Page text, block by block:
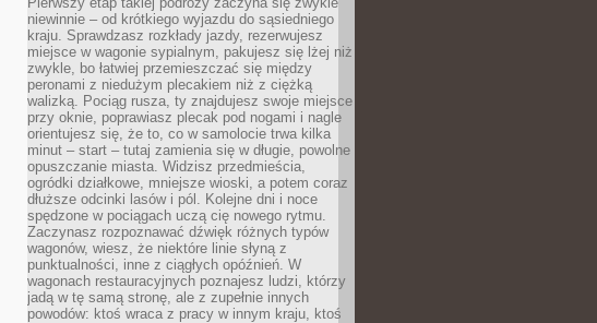
niewinnie – od krótkiego wyjazdu do sąsiedniego
kraju. Sprawdzasz rozkłady jazdy, rezerwujesz
miejsce w wagonie sypialnym, pakujesz się lżej niż
zwykle, bo łatwiej przemieszczać się między
peronami z niedużym plecakiem niż z ciężką
walizką. Pociąg rusza, ty znajdujesz swoje miejsce
przy oknie, poprawiasz plecak pod nogami i nagle
orientujesz się, że to, co w samolocie trwa kilka
minut – start – tutaj zamienia się w długie, powolne
opuszczanie miasta. Widzisz przedmieścia,
ogródki działkowe, mniejsze wioski, a potem coraz
dłuższe odcinki lasów i pól. Kolejne dni i noce
spędzone w pociągach uczą cię nowego rytmu.
Zaczynasz rozpoznawać dźwięk różnych typów
wagonów, wiesz, że niektóre linie słyną z
punktualności, inne z ciągłych opóźnień. W
wagonach restauracyjnych poznajesz ludzi, którzy
jadą w tę samą stronę, ale z zupełnie innych
powodów: ktoś wraca z pracy w innym kraju, ktoś